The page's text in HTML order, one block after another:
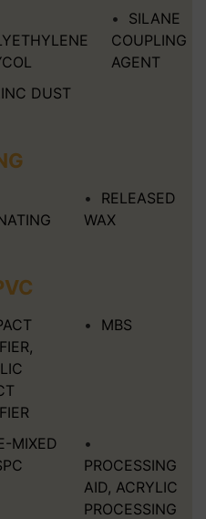
SILANE
COUPLING
AGENT
DUST
RELEASED
WAX
MBS
MIXED
PROCESSING
AID, ACRYLIC
PROCESSING